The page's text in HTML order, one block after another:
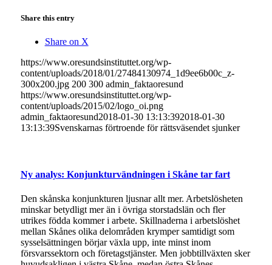
Share this entry
Share on X
https://www.oresundsinstituttet.org/wp-
content/uploads/2018/01/27484130974_1d9ee6b00c_z-
300x200.jpg 200 300 admin_faktaoresund
https://www.oresundsinstituttet.org/wp-
content/uploads/2015/02/logo_oi.png
admin_faktaoresund2018-01-30 13:13:392018-01-30
13:13:39Svenskarnas förtroende för rättsväsendet sjunker
Ny analys: Konjunkturvändningen i Skåne tar fart
Den skånska konjunkturen ljusnar allt mer. Arbetslösheten
minskar betydligt mer än i övriga storstadslän och fler
utrikes födda kommer i arbete. Skillnaderna i arbetslöshet
mellan Skånes olika delområden krymper samtidigt som
sysselsättningen börjar växla upp, inte minst inom
försvarssektorn och företagstjänster. Men jobbtillväxten sker